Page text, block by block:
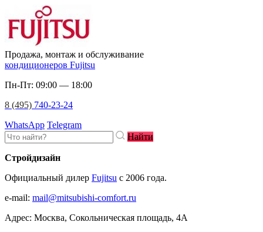
Продажа, монтаж и обслуживание
кондиционеров Fujitsu
Пн-Пт: 09:00 — 18:00
8 (495) 740-23-24
WhatsApp Telegram
Найти
Стройдизайн
Официальный дилер Fujitsu c 2006 года.
e-mail: mail@mitsubishi-comfort.ru
Адрес: Москва, Сокольническая площадь, 4А